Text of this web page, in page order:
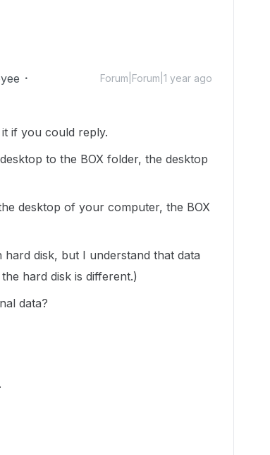
Forum|Forum|1 year ago
if you could reply.
to the BOX folder, the desktop
desktop of your computer, the BOX
disk, but I understand that data
hard disk is different.)
data?